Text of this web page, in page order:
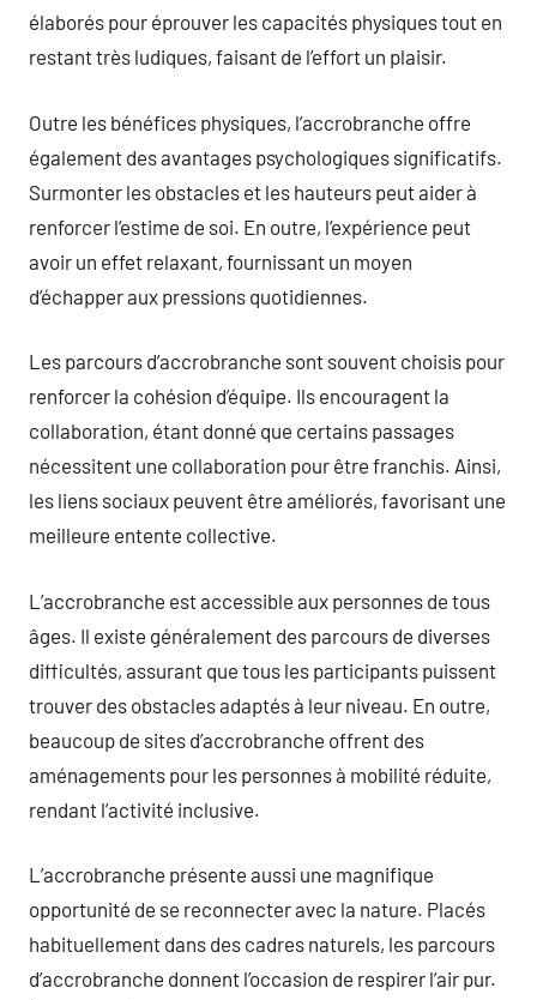
élaborés pour éprouver les capacités physiques tout en
restant très ludiques, faisant de l’effort un plaisir.
Outre les bénéfices physiques, l’accrobranche offre
également des avantages psychologiques significatifs.
Surmonter les obstacles et les hauteurs peut aider à
renforcer l’estime de soi. En outre, l’expérience peut
avoir un effet relaxant, fournissant un moyen
d’échapper aux pressions quotidiennes.
Les parcours d’accrobranche sont souvent choisis pour
renforcer la cohésion d’équipe. Ils encouragent la
collaboration, étant donné que certains passages
nécessitent une collaboration pour être franchis. Ainsi,
les liens sociaux peuvent être améliorés, favorisant une
meilleure entente collective.
L’accrobranche est accessible aux personnes de tous
âges. Il existe généralement des parcours de diverses
difficultés, assurant que tous les participants puissent
trouver des obstacles adaptés à leur niveau. En outre,
beaucoup de sites d’accrobranche offrent des
aménagements pour les personnes à mobilité réduite,
rendant l’activité inclusive.
L’accrobranche présente aussi une magnifique
opportunité de se reconnecter avec la nature. Placés
habituellement dans des cadres naturels, les parcours
d’accrobranche donnent l’occasion de respirer l’air pur.